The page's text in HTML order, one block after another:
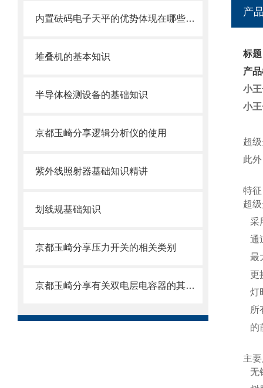
内置砝码电子天平的优势体现在哪些方面？
堆叠机的基本知识
半导体检测设备的基础知识
京都玉崎分享逻辑分析仪的使用
紫外线照射器基础知识精讲
划线规基础知识
京都玉崎分享压力开关的相关类别
京都玉崎分享有关双电层电容器的其他信息
产
标
产
小
小
超
此
特征
超
采
通
最
更
灯
所
的
主
无